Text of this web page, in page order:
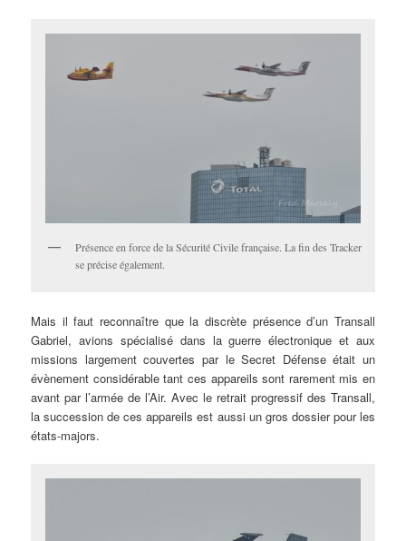
Présence en force de la Sécurité Civile française. La fin des Tracker
se précise également.
Mais il faut reconnaître que la discrète présence d’un Transall
Gabriel, avions spécialisé dans la guerre électronique et aux
missions largement couvertes par le Secret Défense était un
évènement considérable tant ces appareils sont rarement mis en
avant par l’armée de l’Air. Avec le retrait progressif des Transall,
la succession de ces appareils est aussi un gros dossier pour les
états-majors.